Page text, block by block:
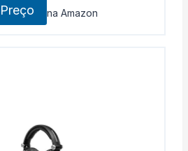
na Amazon